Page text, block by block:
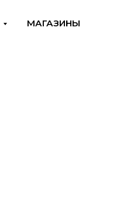
МАГАЗИНЫ